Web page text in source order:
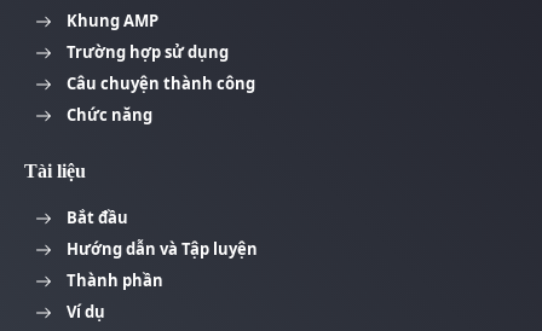
Khung AMP
Trường hợp sử dụng
Câu chuyện thành công
Chức năng
Tài liệu
Bắt đầu
Hướng dẫn và Tập luyện
Thành phần
Ví dụ